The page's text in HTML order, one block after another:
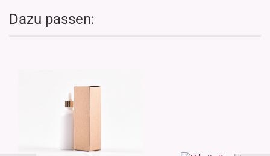
Dazu passen: